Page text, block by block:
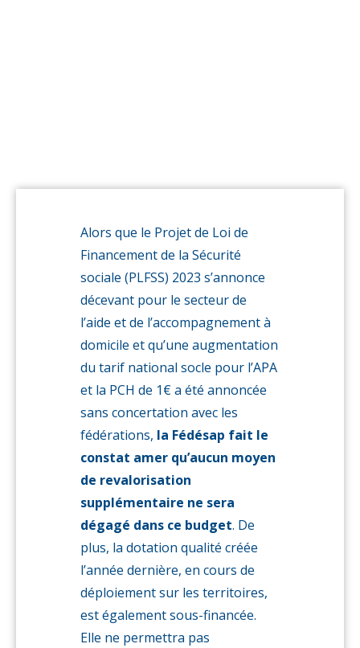
à
Domicile
Alors que le Projet de Loi de
Financement de la Sécurité
sociale (PLFSS) 2023 s’annonce
décevant pour le secteur de
l’aide et de l’accompagnement à
domicile et qu’une augmentation
du tarif national socle pour l’APA
et la PCH de 1€ a été annoncée
sans concertation avec les
fédérations, la Fédésap fait le
constat amer qu’aucun moyen
de revalorisation
supplémentaire ne sera
dégagé dans ce budget. De
plus, la dotation qualité créée
l’année dernière, en cours de
déploiement sur les territoires,
est également sous-financée.
Elle ne permettra pas